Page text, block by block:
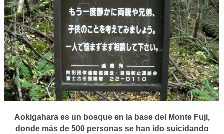
Aokigahara es un bosque en la base del Monte Fuji,
donde más de 500 personas se han ido suicidando